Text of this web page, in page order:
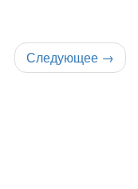
Следующее →